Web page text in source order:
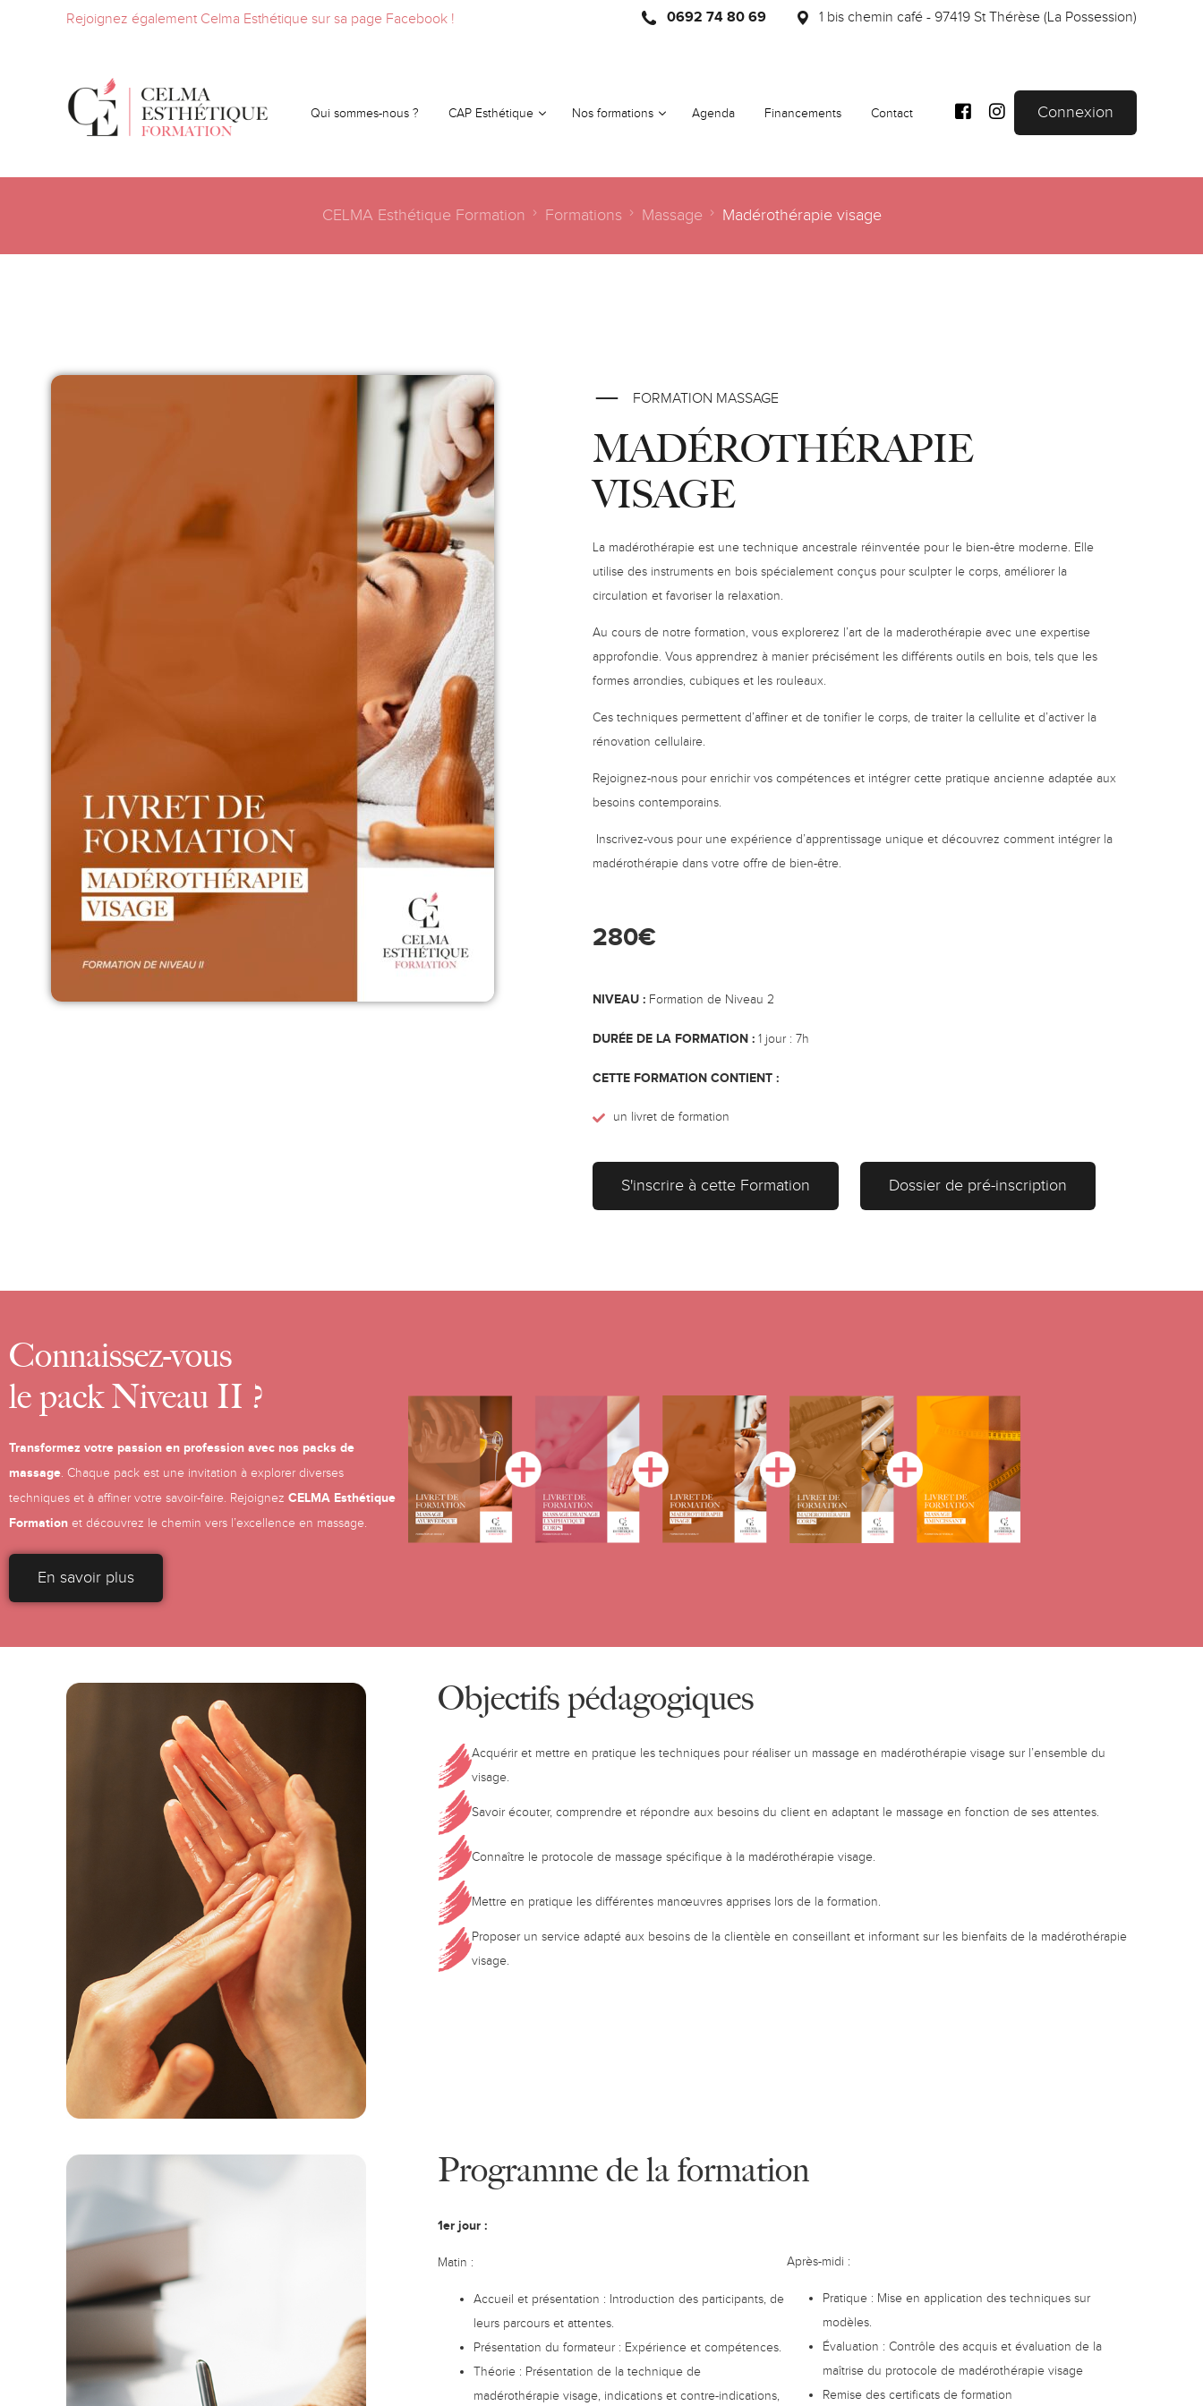
Rejoignez également Celma Esthétique sur sa page Facebook ! 0692 74 80 69 1 bis chemin café - 97419 St Thérèse (La Possession)
Qui sommes-nous ? CAP Esthétique
S’inscrire au CAP Esthétique
Nos formations
Formations Massage
Packs de Formations
Modules CAP Esthétique
Matériel pour le Massage
Agenda Financements Contact Connexion
CELMA Esthétique Formation Formations Massage Madérothérapie visage
FORMATION MASSAGE
MADÉROTHÉRAPIE
VISAGE
La madérothérapie est une technique ancestrale réinventée pour le bien-être moderne. Elle
utilise des instruments en bois spécialement conçus pour sculpter le corps, améliorer la
circulation et favoriser la relaxation.
Au cours de notre formation, vous explorerez l’art de la maderothérapie avec une expertise
approfondie. Vous apprendrez à manier précisément les différents outils en bois, tels que les
formes arrondies, cubiques et les rouleaux.
Ces techniques permettent d’affiner et de tonifier le corps, de traiter la cellulite et d’activer la
rénovation cellulaire.
Rejoignez-nous pour enrichir vos compétences et intégrer cette pratique ancienne adaptée aux
besoins contemporains.
Inscrivez-vous pour une expérience d’apprentissage unique et découvrez comment intégrer la
madérothérapie dans votre offre de bien-être.
280€
NIVEAU : Formation de Niveau 2
DURÉE DE LA FORMATION : 1 jour : 7h
CETTE FORMATION CONTIENT :
un livret de formation
S'inscrire à cette Formation Dossier de pré-inscription
Connaissez-vous
le pack Niveau II ?
Transformez votre passion en profession avec nos packs de
massage. Chaque pack est une invitation à explorer diverses
techniques et à affiner votre savoir-faire. Rejoignez CELMA Esthétique
Formation et découvrez le chemin vers l’excellence en massage.
En savoir plus
Objectifs pédagogiques
Acquérir et mettre en pratique les techniques pour réaliser un massage en madérothérapie visage sur l’ensemble du
visage.
Savoir écouter, comprendre et répondre aux besoins du client en adaptant le massage en fonction de ses attentes.
Connaître le protocole de massage spécifique à la madérothérapie visage.
Mettre en pratique les différentes manœuvres apprises lors de la formation.
Proposer un service adapté aux besoins de la clientèle en conseillant et informant sur les bienfaits de la madérothérapie
visage.
Programme de la formation
1er jour :
Matin :
Accueil et présentation : Introduction des participants, de
leurs parcours et attentes.
Présentation du formateur : Expérience et compétences.
Théorie : Présentation de la technique de
madérothérapie visage, indications et contre-indications,
Après-midi :
Pratique : Mise en application des techniques sur
modèles.
Évaluation : Contrôle des acquis et évaluation de la
maîtrise du protocole de madérothérapie visage
Remise des certificats de formation